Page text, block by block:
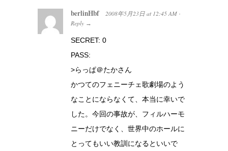
berlinHbf 2008年5月23日 at 12:45 AM ·
Reply →
SECRET: 0
PASS:
>らっぱ＠たかさん
かつてのフェニーチェ歌劇場のよう
なことにならなくて、本当に幸いで
した。今回の事故が、フィルハーモ
ニーだけでなく、世界中のホールに
とってもいい教訓になるといいで